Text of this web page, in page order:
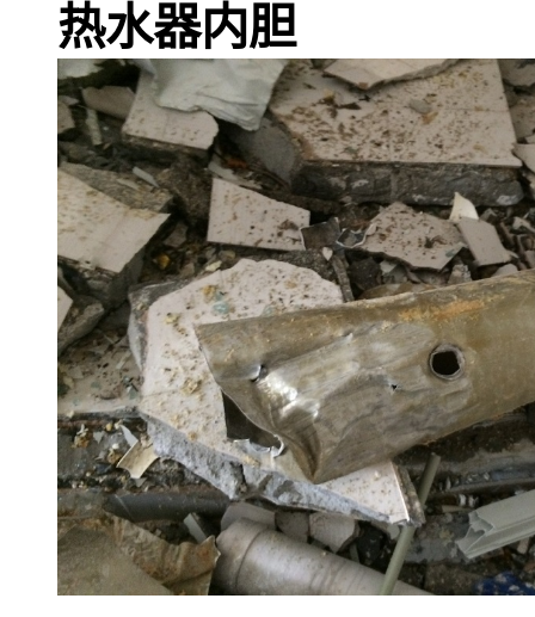
热水器内胆